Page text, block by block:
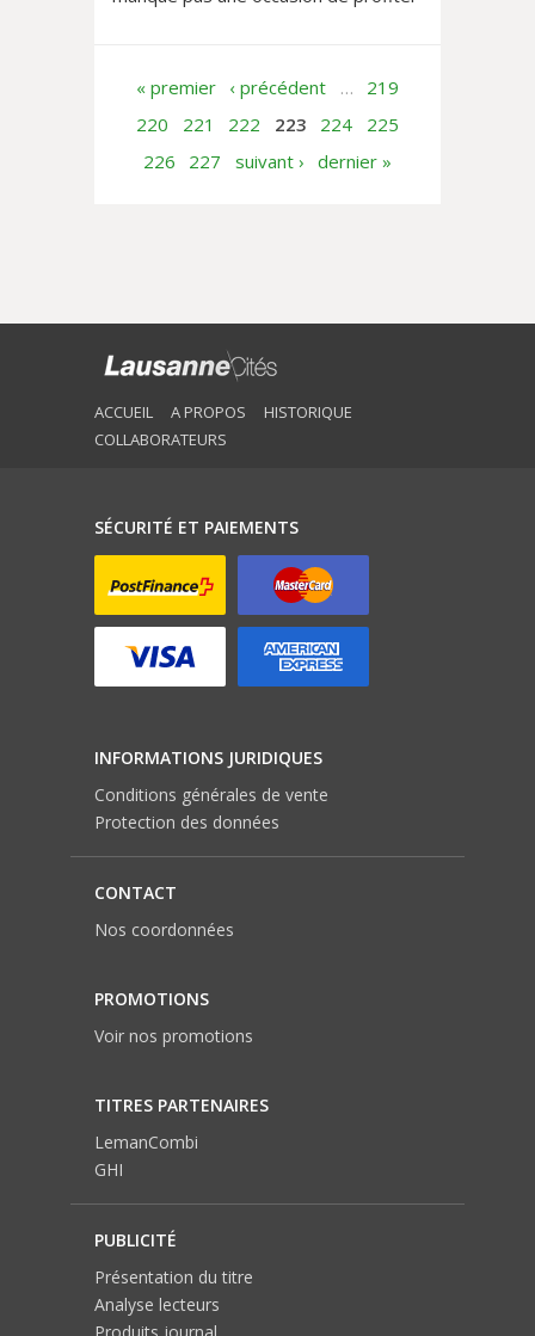
« premier ‹ précédent …
219
220
221 222 223 224
225
226
227 suivant › dernier »
ACCUEIL A PROPOS
HISTORIQUE
COLLABORATEURS
SÉCURITÉ ET PAIEMENTS
INFORMATIONS JURIDIQUES
Conditions générales de vente
Protection des données
CONTACT
Nos coordonnées
PROMOTIONS
Voir nos promotions
TITRES PARTENAIRES
LemanCombi
GHI
PUBLICITÉ
Présentation du titre
Analyse lecteurs